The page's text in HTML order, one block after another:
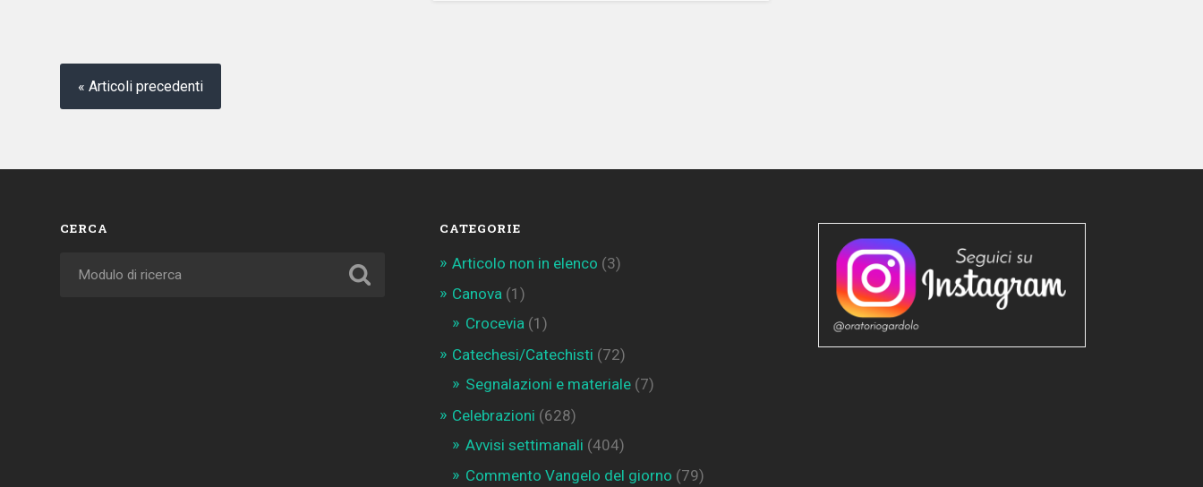
« Articoli precedenti
CERCA CATEGORIE
Articolo non in elenco (3)
Canova (1)
Crocevia (1)
Catechesi/Catechisti (72)
Segnalazioni e materiale(7)
Celebrazioni (628)
Avvisi settimanali (404)
Commento Vangelo del giorno (79)